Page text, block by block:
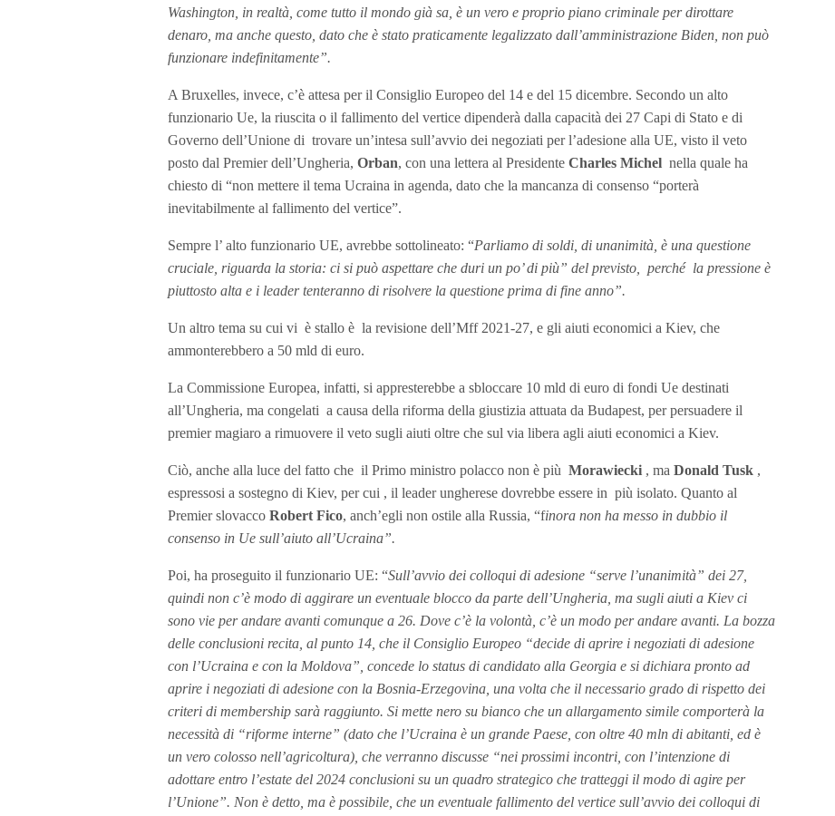
Washington, in realtà, come tutto il mondo già sa, è un vero e proprio piano criminale per dirottare
denaro, ma anche questo, dato che è stato praticamente legalizzato dall’amministrazione Biden, non può
funzionare indefinitamente”.
A Bruxelles, invece, c’è attesa per il Consiglio Europeo del 14 e del 15 dicembre. Secondo un alto
funzionario Ue, la riuscita o il fallimento del vertice dipenderà dalla capacità dei 27 Capi di Stato e di
Governo dell’Unione di trovare un’intesa sull’avvio dei negoziati per l’adesione alla UE, visto il veto
posto dal Premier dell’Ungheria, Orban, con una lettera al Presidente Charles Michel nella quale ha
chiesto di “non mettere il tema Ucraina in agenda, dato che la mancanza di consenso “porterà
inevitabilmente al fallimento del vertice”.
Sempre l’ alto funzionario UE, avrebbe sottolineato: “Parliamo di soldi, di unanimità, è una questione
cruciale, riguarda la storia: ci si può aspettare che duri un po’ di più” del previsto, perché la pressione è
piuttosto alta e i leader tenteranno di risolvere la questione prima di fine anno”.
Un altro tema su cui vi è stallo è la revisione dell’Mff 2021-27, e gli aiuti economici a Kiev, che
ammonterebbero a 50 mld di euro.
La Commissione Europea, infatti, si appresterebbe a sbloccare 10 mld di euro di fondi Ue destinati
all’Ungheria, ma congelati a causa della riforma della giustizia attuata da Budapest, per persuadere il
premier magiaro a rimuovere il veto sugli aiuti oltre che sul via libera agli aiuti economici a Kiev.
Ciò, anche alla luce del fatto che il Primo ministro polacco non è più Morawiecki , ma Donald Tusk ,
espressosi a sostegno di Kiev, per cui , il leader ungherese dovrebbe essere in più isolato. Quanto al
Premier slovacco Robert Fico, anch’egli non ostile alla Russia, “finora non ha messo in dubbio il
consenso in Ue sull’aiuto all’Ucraina”.
Poi, ha proseguito il funzionario UE: “Sull’avvio dei colloqui di adesione “serve l’unanimità” dei 27,
quindi non c’è modo di aggirare un eventuale blocco da parte dell’Ungheria, ma sugli aiuti a Kiev ci
sono vie per andare avanti comunque a 26. Dove c’è la volontà, c’è un modo per andare avanti. La bozza
delle conclusioni recita, al punto 14, che il Consiglio Europeo “decide di aprire i negoziati di adesione
con l’Ucraina e con la Moldova”, concede lo status di candidato alla Georgia e si dichiara pronto ad
aprire i negoziati di adesione con la Bosnia-Erzegovina, una volta che il necessario grado di rispetto dei
criteri di membership sarà raggiunto. Si mette nero su bianco che un allargamento simile comporterà la
necessità di “riforme interne” (dato che l’Ucraina è un grande Paese, con oltre 40 mln di abitanti, ed è
un vero colosso nell’agricoltura), che verranno discusse “nei prossimi incontri, con l’intenzione di
adottare entro l’estate del 2024 conclusioni su un quadro strategico che tratteggi il modo di agire per
l’Unione”. Non è detto, ma è possibile, che un eventuale fallimento del vertice sull’avvio dei colloqui di